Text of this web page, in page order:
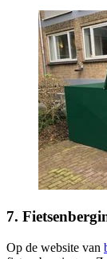
7.
Op de website van